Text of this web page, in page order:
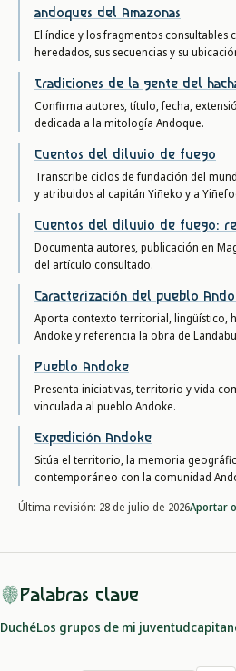
andoques del Amazonas
El índice y los fragmentos
heredados, sus secuencias y su
Tradiciones de la gente del
Confirma autores, título, fecha,
dedicada a la mitología Andoque.
Cuentos del diluvio de fuego
Transcribe ciclos de fundación del
y atribuidos al capitán Yiñeko y a
Cuentos del diluvio de fuego:
Documenta autores, publicación en
del artículo consultado.
Caracterización del pueblo
Aporta contexto territorial, lingüístico,
Andoke y referencia la obra de
Pueblo Andoke
Presenta iniciativas, territorio y vida
vinculada al pueblo Andoke.
Expedición Andoke
Sitúa el territorio, la memoria
contemporáneo con la comunidad
Última revisión: 28 de julio de 2026Aportar
Palabras clave
DuchéLos grupos de mi juventud